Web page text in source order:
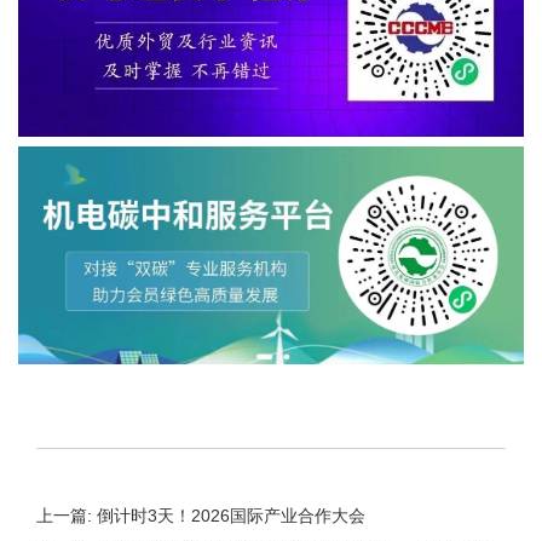
上一篇: 倒计时3天！2026国际产业合作大会